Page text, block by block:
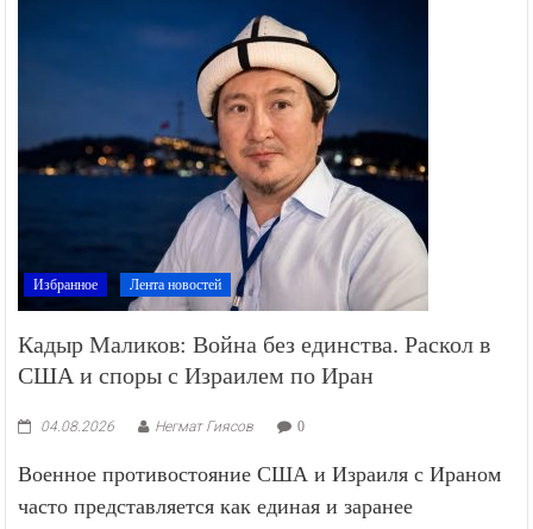
Избранное Лента новостей
Кадыр Маликов: Война без единства. Раскол в
США и споры с Израилем по Иран
04.08.2026 Негмат Гиясов 0
Военное противостояние США и Израиля с Ираном
часто представляется как единая и заранее